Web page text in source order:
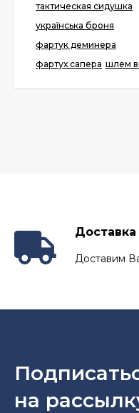
тактическая сидушка
українська броня
фартук деминера
фартух сапера шлем
Доставим
на